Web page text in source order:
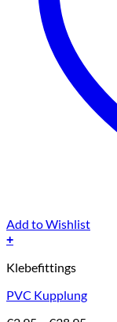
Add to Wishlist
+
Produkt
mehrere
Klebefittings
PVC Kupplung